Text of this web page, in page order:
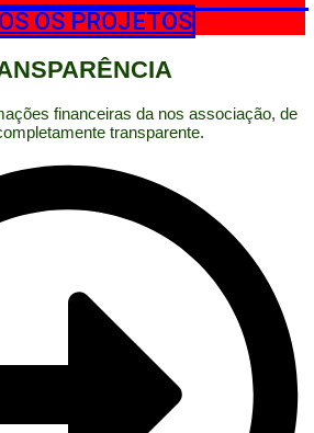
OS PROJETOS
financeiras da nos associação, de
transparente.